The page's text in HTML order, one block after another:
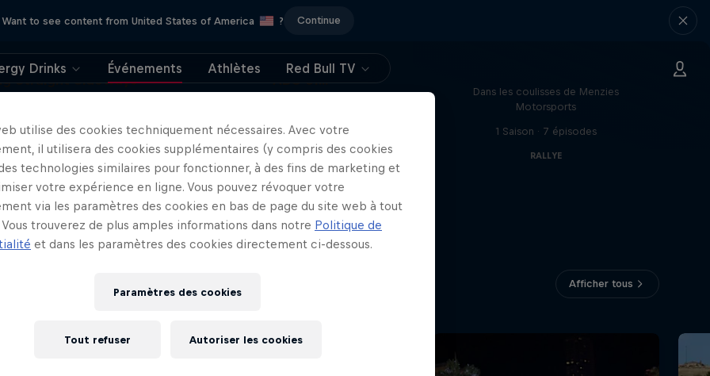
Want to see content from United States of America ? Continue
Drinks Événements Athlètes Red Bull TV
Straight Sideways
1 Saison · 4 épisodes
WRC
ABC of...
2 Saisons · 11 épisodes
F1
Dans les coulisses de Menzies
Motorsports
1 Saison · 7 épisodes
RALLYE
Afficher tous
utilise des cookies techniquement nécessaires. Avec votre
il utilisera des cookies supplémentaires (y compris des cookies
technologies similaires pour fonctionner, à des fins de marketing et
votre expérience en ligne. Vous pouvez révoquer votre
via les paramètres des cookies en bas de page du site web à tout
trouverez de plus amples informations dans notre Politique de
et dans les paramètres des cookies directement ci-dessous.
Paramètres des cookies
Tout refuser Autoriser les cookies